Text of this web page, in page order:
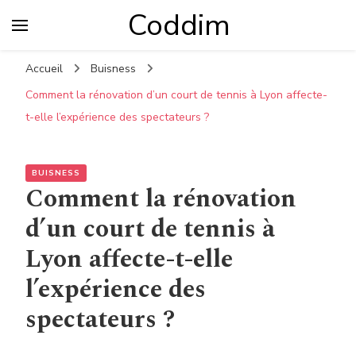
Coddim
Accueil
Buisness
Comment la rénovation d’un court de tennis à Lyon affecte-
t-elle l’expérience des spectateurs ?
BUISNESS
Comment la rénovation
d’un court de tennis à
Lyon affecte-t-elle
l’expérience des
spectateurs ?